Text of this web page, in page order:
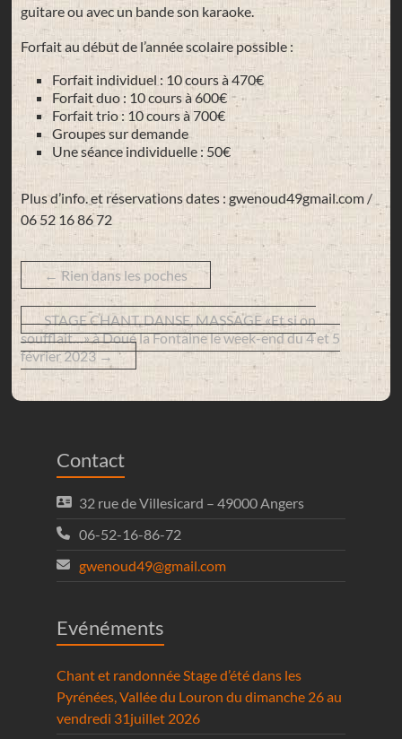
guitare ou avec un bande son karaoke.
Forfait au début de l’année scolaire possible :
Forfait individuel : 10 cours à 470€
Forfait duo : 10 cours à 600€
Forfait trio : 10 cours à 700€
Groupes sur demande
Une séance individuelle : 50€
Plus d’info. et réservations dates : gwenoud49gmail.com /
06 52 16 86 72
← Rien dans les poches
STAGE CHANT, DANSE, MASSAGE «Et si on
soufflait…» à Doué la Fontaine le week-end du 4 et 5
février 2023→
Contact
32 rue de Villesicard – 49000 Angers
06-52-16-86-72
gwenoud49@gmail.com
Evénéments
Chant et randonnée Stage d’été dans les
Pyrénées, Vallée du Louron du dimanche 26 au
vendredi 31juillet 2026